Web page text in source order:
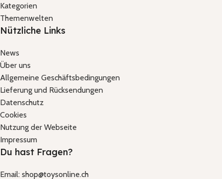
Kategorien
Themenwelten
Nützliche Links
News
Über uns
Allgemeine Geschäftsbedingungen
Lieferung und Rücksendungen
Datenschutz
Cookies
Nutzung der Webseite
Impressum
Du hast Fragen?
Email: shop@toysonline.ch